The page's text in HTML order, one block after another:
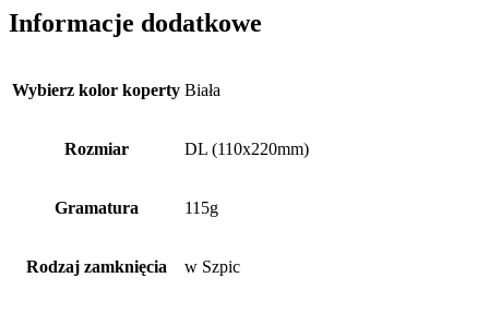
Informacje dodatkowe
Wybierz kolor koperty Biała
Rozmiar DL (110x220mm)
Gramatura 115g
Rodzaj zamknięcia w Szpic